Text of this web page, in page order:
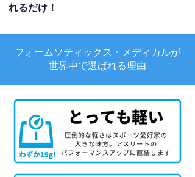
れるだけ！
フォームソティックス・メディカルが
世界中で選ばれる理由